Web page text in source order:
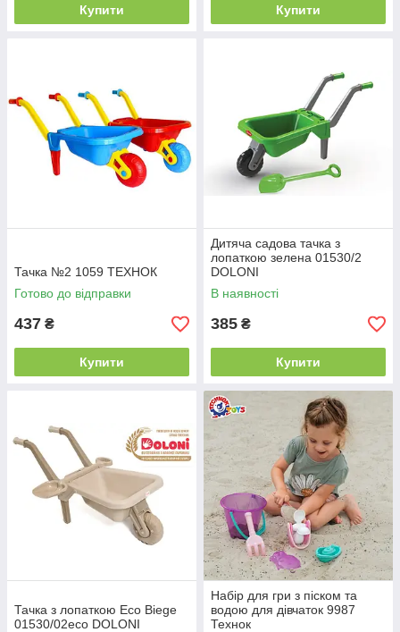
Купити Купити
Тачка №2 1059 ТЕХНОК
Готово до відправки
437 ₴
Купити
Дитяча садова тачка з
лопаткою зелена 01530/2
DOLONI
В наявності
385 ₴
Купити
Тачка з лопаткою Eco Biege
01530/02eco DOLONI
Набір для гри з піском та
водою для дівчаток 9987
Технок